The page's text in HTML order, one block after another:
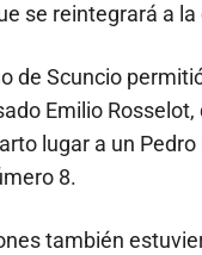
se reintegrará a
de Scuncio
Emilio
lugar a un
8.
también